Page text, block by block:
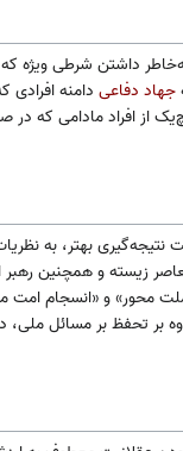
داشتن شرطی ویژه
جهاد دفاعی دامنه افرادی
افراد مادامی که در
بهتر، به
زیسته و همچنین رهبر
محور» و «انسجام امت
بر تحفظ بر مسائل ملی،